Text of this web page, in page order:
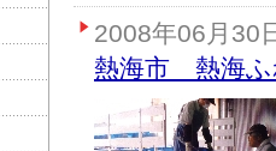
2008年06月30
熱海市 熱海ふ